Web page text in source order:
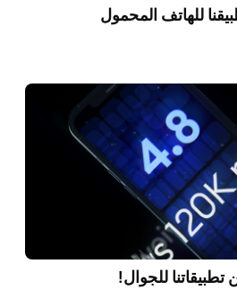
للجوال!